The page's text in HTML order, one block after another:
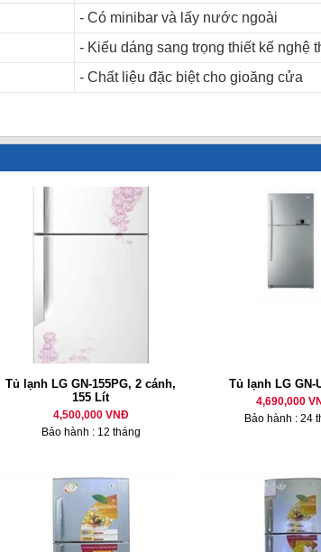
- Có minibar và lấy nước ngoài
- Kiếu dáng sang trọng thiết kế nghệ
- Chất liệu đặc biệt cho gioăng cửa
Tủ lạnh LG GN-155PG, 2 cánh,
155 Lít
4,500,000 VNĐ
Bảo hành : 12 tháng
Tủ lạnh LG GN-
4,690,000
Bảo hành : 24